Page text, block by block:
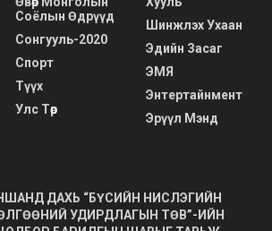
Соёлын Өдрүүд
Сонгууль-2020
Спорт
Түүх
Улс Төр
Шинжлэх Ухаан
Эдийн Засаг
ЭМЯ
Энтертайнмент
Эрүүл Мэнд
ДАХЬ “БҮСИЙН НИСЛЭГИЙН
УДИРДЛАГЫН ТӨВ”-ИЙН